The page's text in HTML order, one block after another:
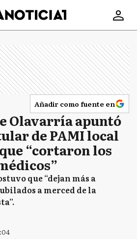
Añadir como fuente en
Olavarría apuntó
de PAMI local
“cortaron los
que “dejan más a
a merced de la